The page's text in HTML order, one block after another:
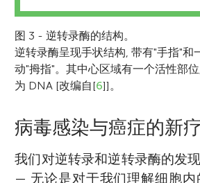
David
图 3 - 逆转录酶的结构。
逆转录酶呈现手状结构, 带有"手指"和
动"拇指"。其中心区域有一个活性部
为 DNA [改编自[6]]。
病毒感染与癌症的新
我们对逆转录和逆转录酶的发
— 无论是对于我们理解细胞内